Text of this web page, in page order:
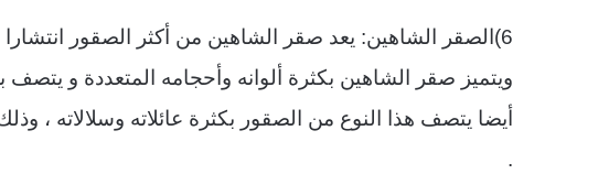
6)الصقر الشاهين: يعد صقر الشاهين من أكثر الصقور
ويتميز صقر الشاهين بكثرة ألوانه وأحجامه المتعددة و
أيضا يتصف هذا النوع من الصقور بكثرة عائلاته وسلالاته ،
.